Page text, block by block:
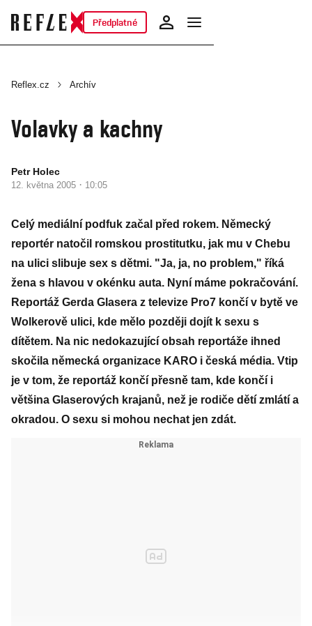
Předplatné
Reflex.cz Archív
Volavky a kachny
Petr Holec
12. května 2005 · 10:05
Celý mediální podfuk začal před rokem. Německý
reportér natočil romskou prostitutku, jak mu v Chebu
na ulici slibuje sex s dětmi. "Ja, ja, no problem," říká
žena s hlavou v okénku auta. Nyní máme pokračování.
Reportáž Gerda Glasera z televize Pro7 končí v bytě ve
Wolkerově ulici, kde mělo později dojít k sexu s
dítětem. Na nic nedokazující obsah reportáže ihned
skočila německá organizace KARO i česká média. Vtip
je v tom, že reportáž končí přesně tam, kde končí i
většina Glaserových krajanů, než je rodiče dětí zmlátí a
okradou. O sexu si mohou nechat jen zdát.